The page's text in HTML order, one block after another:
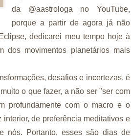
da @aastrologa no YouTube,
porque a partir de agora já não
dedicarei meu tempo hoje à
dos movimentos planetários mais
desafios e incertezas, é
o que fazer, a não ser "ser com
profundamente com o macro e o
de preferência meditativos e
nós. Portanto, esses são dias de